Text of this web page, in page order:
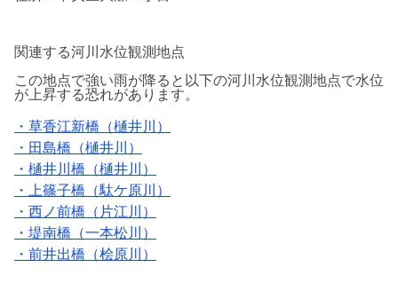
関連する河川水位観測地点
この地点で強い雨が降ると以下の河川水位観測地点で水位
が上昇する恐れがあります。
・草香江新橋（樋井川）
・田島橋（樋井川）
・樋井川橋（樋井川）
・上篠子橋（駄ケ原川）
・西ノ前橋（片江川）
・堤南橋（一本松川）
・前井出橋（桧原川）